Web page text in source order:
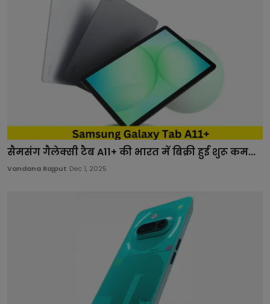
सैमसंग गैलेक्सी टैब A11+ की भारत में बिक्री हुई शुरू कम...
Vandana Rajput Dec 1, 2025